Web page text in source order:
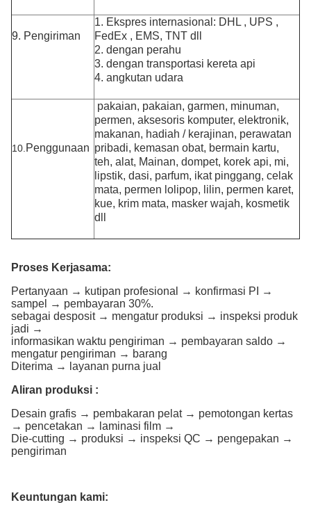
9. Pengiriman
1. Ekspres internasional: DHL , UPS ,
FedEx , EMS, TNT dll
2. dengan perahu
3. dengan transportasi kereta api
4. angkutan udara
10. Penggunaan
pakaian, pakaian, garmen, minuman,
permen, aksesoris komputer, elektronik,
makanan, hadiah / kerajinan, perawatan
pribadi, kemasan obat, bermain kartu,
teh, alat, Mainan, dompet, korek api, mi,
lipstik, dasi, parfum, ikat pinggang, celak
mata, permen lolipop, lilin, permen karet,
kue, krim mata, masker wajah, kosmetik
dll
Proses Kerjasama:
Pertanyaan → kutipan profesional → konfirmasi PI →
sampel → pembayaran 30%.
sebagai desposit → mengatur produksi → inspeksi produk
jadi →
informasikan waktu pengiriman → pembayaran saldo →
mengatur pengiriman → barang
Diterima → layanan purna jual
Aliran produksi :
Desain grafis → pembakaran pelat → pemotongan kertas
→ pencetakan → laminasi film →
Die-cutting → produksi → inspeksi QC → pengepakan →
pengiriman
Keuntungan kami: